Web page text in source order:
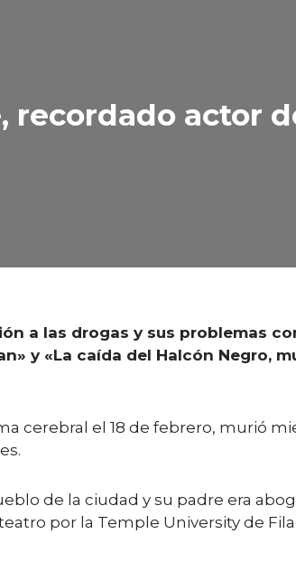
recordado actor
a las drogas y sus problemas
y «La caída del Halcón Negro,
cerebral el 18 de febrero, murió
de la ciudad y su padre era
por la Temple University de